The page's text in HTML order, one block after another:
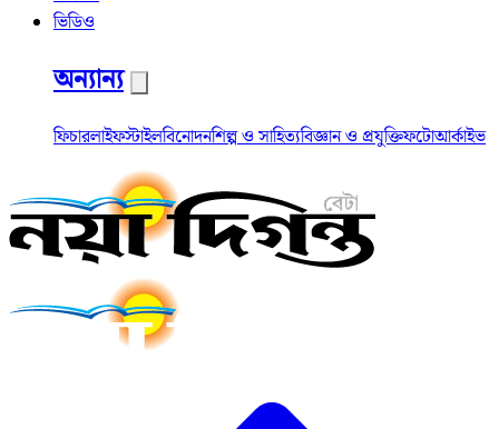
ভিডিও
অন্যান্য
ফিচারলাইফস্টাইলবিনোদনশিল্প ও সাহিত্যবিজ্ঞান ও প্রযুক্তিফটোআর্কাইভ